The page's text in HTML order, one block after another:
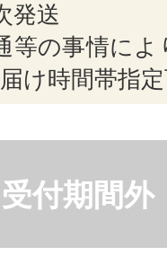
発送
等の事情によ
け時間帯指
受付期間外